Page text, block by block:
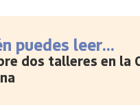
puedes leer...
dos talleres en la